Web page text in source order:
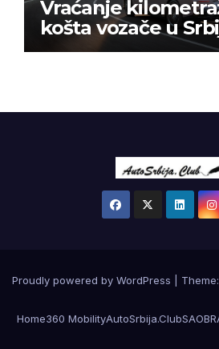
Vraćanje
košta vozače u
Proudly powered by WordPress Theme:
Home360 MobilityAutoSrbija.Club